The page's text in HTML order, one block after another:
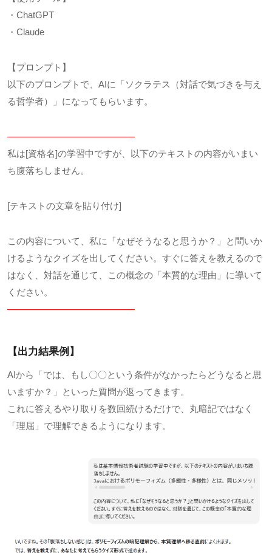
・ChatGPT
・Claude
【プロンプト】
以下のプロンプトで、AIに「ソクラテス（対話で気づきを与え
る哲学者）」になってもらいます。
——————————————
私は[資格名]の学習中ですが、以下のテキストの内容がいまい
ち腹落ちしません。
[テキストの文章を貼り付け]
この内容について、私に「なぜそうなると思うか？」と問いか
けるようなクイズを出してください。すぐに答えを教えるので
はなく、対話を通じて、この概念の「本質的な理由」に導いて
ください。
——————————————
【出力結果例】
AIから「では、もし〇〇という条件がなかったらどうなると思
いますか？」といった質問が返ってきます。
これに答えるやり取りを数回続けるだけで、丸暗記ではなく
「理屈」で理解できるようになります。